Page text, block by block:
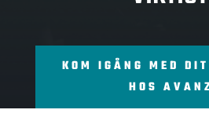
KOM IGÅNG MED
HOS